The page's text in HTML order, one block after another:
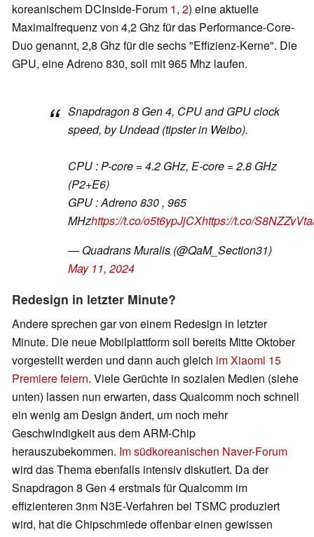
koreanischem DCInside-Forum 1, 2) eine aktuelle
Maximalfrequenz von 4,2 Ghz für das Performance-Core-
Duo genannt, 2,8 Ghz für die sechs "Effizienz-Kerne". Die
GPU, eine Adreno 830, soll mit 965 Mhz laufen.
Snapdragon 8 Gen 4, CPU and GPU clock
speed, by Undead (tipster in Weibo).
CPU : P-core = 4.2 GHz, E-core = 2.8 GHz
(P2+E6)
GPU : Adreno 830 , 965
MHzhttps://t.co/o5t6ypJjCXhttps://t.co/
— Quadrans Muralis (@QaM_Section31)
May 11, 2024
Redesign in letzter Minute?
Andere sprechen gar von einem Redesign in letzter
Minute. Die neue Mobilplattform soll bereits Mitte Oktober
vorgestellt werden und dann auch gleich im Xiaomi 15
Premiere feiern. Viele Gerüchte in sozialen Medien (siehe
unten) lassen nun erwarten, dass Qualcomm noch schnell
ein wenig am Design ändert, um noch mehr
Geschwindigkeit aus dem ARM-Chip
herauszubekommen. Im südkoreanischen Naver-Forum
wird das Thema ebenfalls intensiv diskutiert. Da der
Snapdragon 8 Gen 4 erstmals für Qualcomm im
effizienteren 3nm N3E-Verfahren bei TSMC produziert
wird, hat die Chipschmiede offenbar einen gewissen